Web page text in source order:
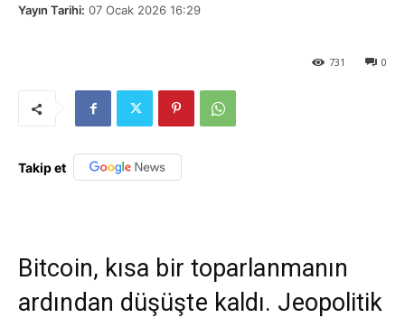
Yayın Tarihi: 07 Ocak 2026 16:29
0
731
Takip et
Bitcoin, kısa bir toparlanmanın
ardından düşüşte kaldı. Jeopolitik